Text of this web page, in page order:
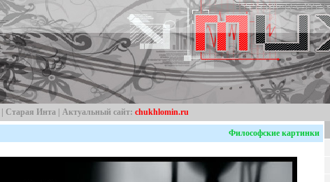
Старая Инта | Актуальный сайт: chukhlomin.ru
Философские картинки